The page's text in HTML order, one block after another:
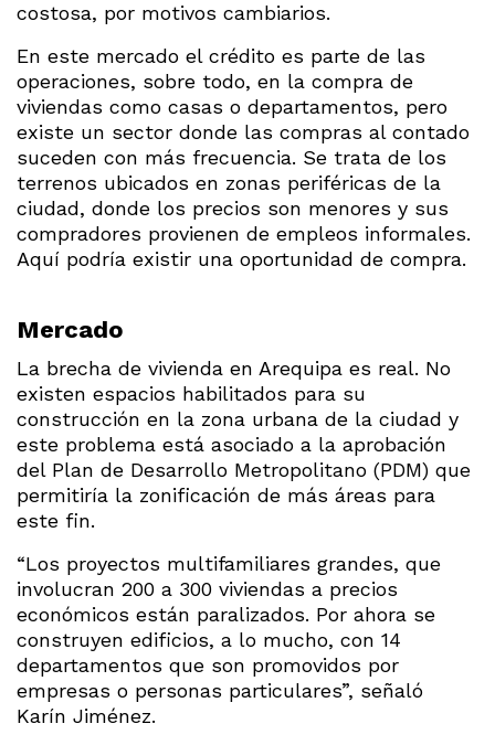
costosa, por motivos cambiarios.
En este mercado el crédito es parte de las
operaciones, sobre todo, en la compra de
viviendas como casas o departamentos, pero
existe un sector donde las compras al contado
suceden con más frecuencia. Se trata de los
terrenos ubicados en zonas periféricas de la
ciudad, donde los precios son menores y sus
compradores provienen de empleos informales.
Aquí podría existir una oportunidad de compra.
Mercado
La brecha de vivienda en Arequipa es real. No
existen espacios habilitados para su
construcción en la zona urbana de la ciudad y
este problema está asociado a la aprobación
del Plan de Desarrollo Metropolitano (PDM) que
permitiría la zonificación de más áreas para
este fin.
“Los proyectos multifamiliares grandes, que
involucran 200 a 300 viviendas a precios
económicos están paralizados. Por ahora se
construyen edificios, a lo mucho, con 14
departamentos que son promovidos por
empresas o personas particulares”, señaló
Karín Jiménez.